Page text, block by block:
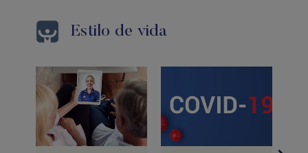
Estilo de vida